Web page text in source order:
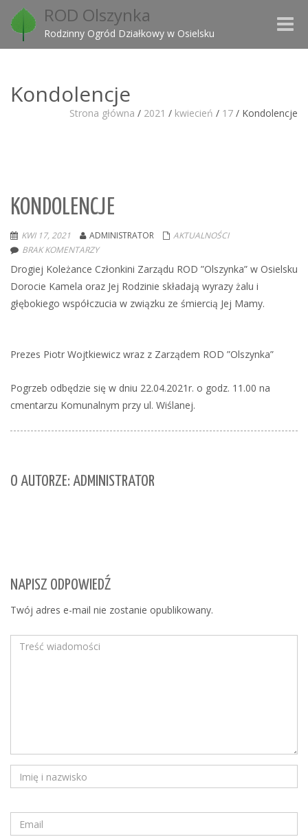
ROD Olszynka
Rodzinny Ogród Działkowy w Osielsku
Toggle
Kondolencje
Strona główna / 2021 / kwiecień / 17 / Kondolencje
KONDOLENCJE
KWI 17, 2021 ADMINISTRATOR
AKTUALNOŚCI
BRAK KOMENTARZY
Drogiej Koleżance Członkini Zarządu ROD ”Olszynka” w Osielsku
Dorocie Kamela oraz Jej Rodzinie składają wyrazy żalu i
głębokiego współczucia w związku ze śmiercią Jej Mamy.
Prezes Piotr Wojtkiewicz wraz z Zarządem ROD ”Olszynka”
Pogrzeb odbędzie się w dniu 22.04.2021r. o godz. 11.00 na
cmentarzu Komunalnym przy ul. Wiślanej.
O AUTORZE: ADMINISTRATOR
NAPISZ ODPOWIEDŹ
Twój adres e-mail nie zostanie opublikowany.